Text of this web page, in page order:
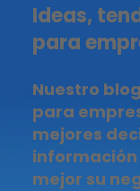
Ideas,
para
Nuestro
para
mejores
mejor su